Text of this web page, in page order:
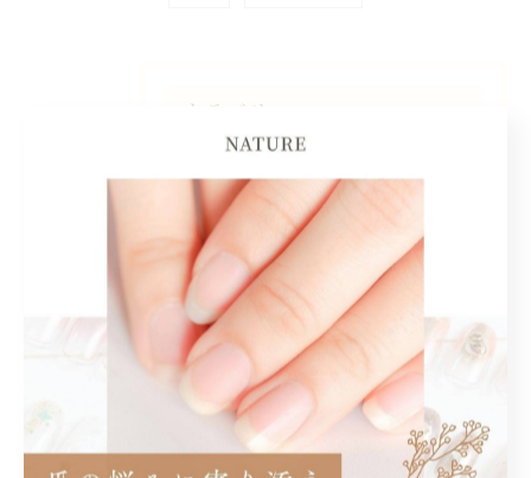
カテゴリー
全てのカテゴリー
二枚爪
自爪育成
割れ爪
松井山手のネイルケア
深爪